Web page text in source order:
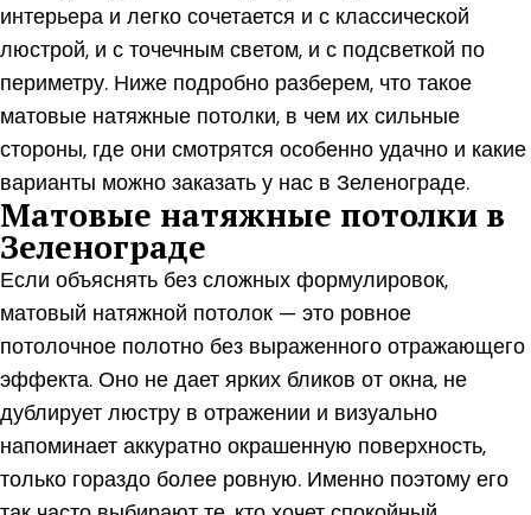
интерьера и легко сочетается и с классической
люстрой, и с точечным светом, и с подсветкой по
периметру. Ниже подробно разберем, что такое
матовые натяжные потолки, в чем их сильные
стороны, где они смотрятся особенно удачно и какие
варианты можно заказать у нас в Зеленограде.
Матовые натяжные потолки в
Зеленограде
Если объяснять без сложных формулировок,
матовый натяжной потолок — это ровное
потолочное полотно без выраженного отражающего
эффекта. Оно не дает ярких бликов от окна, не
дублирует люстру в отражении и визуально
напоминает аккуратно окрашенную поверхность,
только гораздо более ровную. Именно поэтому его